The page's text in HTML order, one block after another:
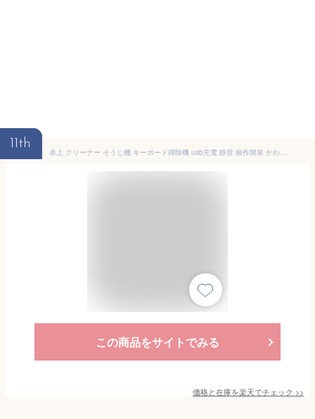
11th
卓上 クリーナー そうじ機 キーボード掃除機 usb充電 静音 操作簡単 かわいい 消しゴム ホコリ 食べかす オフィス 家 学校 こども 座布団 小型掃除機 ミニクリーナー 消しゴムかす 文房具/テーブル/キーボード掃除/ホーム/オフィス/車適用
この商品をサイトでみる
価格と在庫を楽天でチェック >>